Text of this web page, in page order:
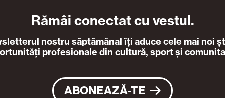
Rămâi conectat cu vestul.
nostru săptămânal îți aduce cele mai noi
profesionale din cultură, sport și
ABONEAZĂ-TE